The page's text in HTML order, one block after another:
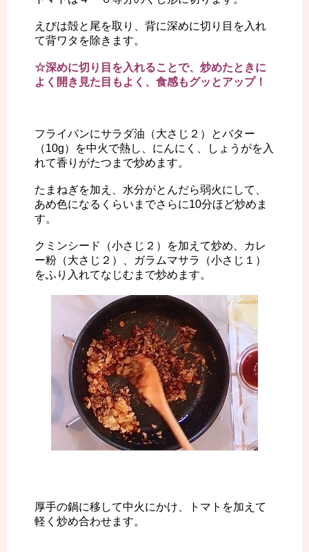
えびは殻と尾を取り、背に深めに切り目を入れ
て背ワタを除きます。
☆深めに切り目を入れることで、炒めたときに
よく開き見た目もよく、食感もグッとアップ！
フライパンにサラダ油（大さじ２）とバター
（10g）を中火で熱し、にんにく、しょうがを入
れて香りがたつまで炒めます。
たまねぎを加え、水分がとんだら弱火にして、
あめ色になるくらいまでさらに10分ほど炒めま
す。
クミンシード（小さじ２）を加えて炒め、カレ
ー粉（大さじ２）、ガラムマサラ（小さじ１）
をふり入れてなじむまで炒めます。
厚手の鍋に移して中火にかけ、トマトを加えて
軽く炒め合わせます。